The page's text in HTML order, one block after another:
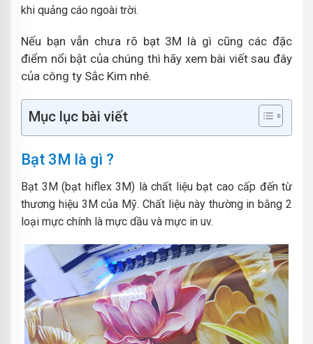
khi quảng cáo ngoài trời.
Nếu bạn vẫn chưa rõ bạt 3M là gì cũng các đặc
điểm nổi bật của chúng thì hãy xem bài viết sau đây
của công ty Sắc Kim nhé.
Mục lục bài viết
Bạt 3M là gì ?
Bạt 3M (bạt hiflex 3M) là chất liệu bạt cao cấp đến từ
thương hiệu 3M của Mỹ. Chất liệu này thường in bằng 2
loại mực chính là mực dầu và mực in uv.